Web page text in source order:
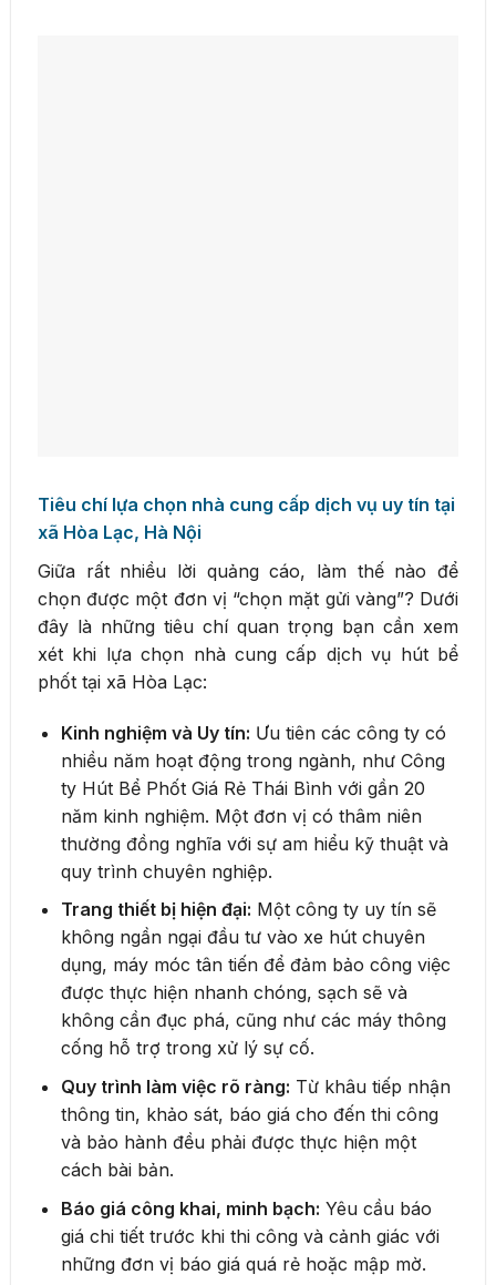
Tiêu chí lựa chọn nhà cung cấp dịch vụ uy tín tại
xã Hòa Lạc, Hà Nội
Giữa rất nhiều lời quảng cáo, làm thế nào để
chọn được một đơn vị “chọn mặt gửi vàng”? Dưới
đây là những tiêu chí quan trọng bạn cần xem
xét khi lựa chọn nhà cung cấp dịch vụ hút bể
phốt tại xã Hòa Lạc:
Kinh nghiệm và Uy tín: Ưu tiên các công ty có
nhiều năm hoạt động trong ngành, như Công
ty Hút Bể Phốt Giá Rẻ Thái Bình với gần 20
năm kinh nghiệm. Một đơn vị có thâm niên
thường đồng nghĩa với sự am hiểu kỹ thuật và
quy trình chuyên nghiệp.
Trang thiết bị hiện đại: Một công ty uy tín sẽ
không ngần ngại đầu tư vào xe hút chuyên
dụng, máy móc tân tiến để đảm bảo công việc
được thực hiện nhanh chóng, sạch sẽ và
không cần đục phá, cũng như các máy thông
cống hỗ trợ trong xử lý sự cố.
Quy trình làm việc rõ ràng: Từ khâu tiếp nhận
thông tin, khảo sát, báo giá cho đến thi công
và bảo hành đều phải được thực hiện một
cách bài bản.
Báo giá công khai, minh bạch: Yêu cầu báo
giá chi tiết trước khi thi công và cảnh giác với
những đơn vị báo giá quá rẻ hoặc mập mờ.